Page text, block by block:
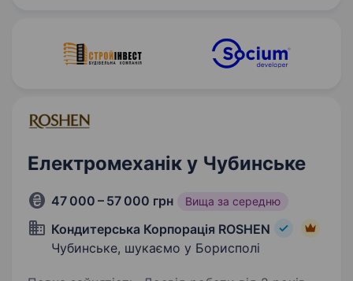
Електромеханік у Чубинське
47 000 – 57 000 грн Вища за середню
Кондитерська Корпорація ROSHEN
Чубинське, шукаємо у Борисполі